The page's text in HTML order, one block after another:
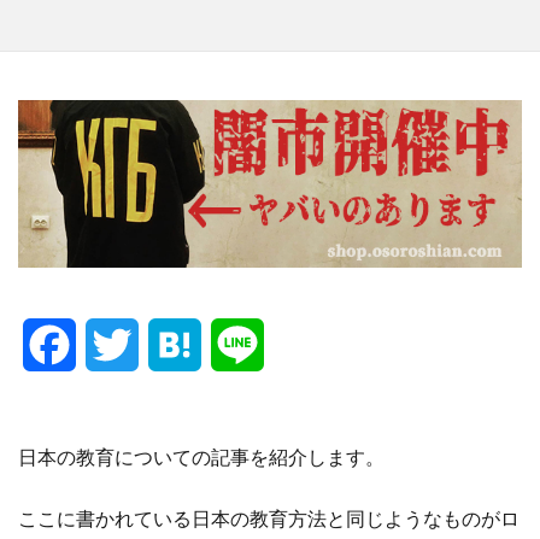
c
e
i t n
日本の教育についての記事を紹介します。
ここに書かれている日本の教育方法と同じようなものがロ